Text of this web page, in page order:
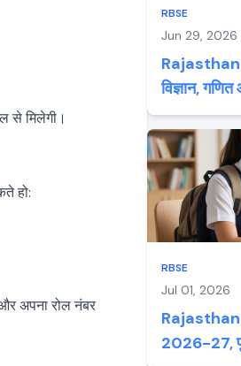
से मिलेगी।
हो:
अपना रोल नंबर
RBSE
Jun 29, 2026
Rajasthan
विज्ञान,
RBSE
Jul 01, 2026
Rajasthan
2026-27,